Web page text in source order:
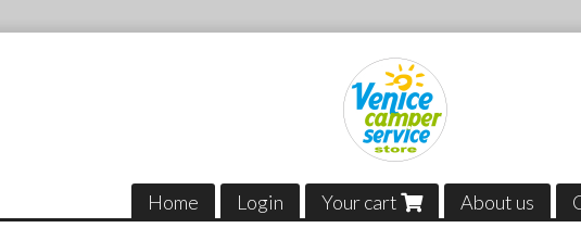
Home Login Your cart About us